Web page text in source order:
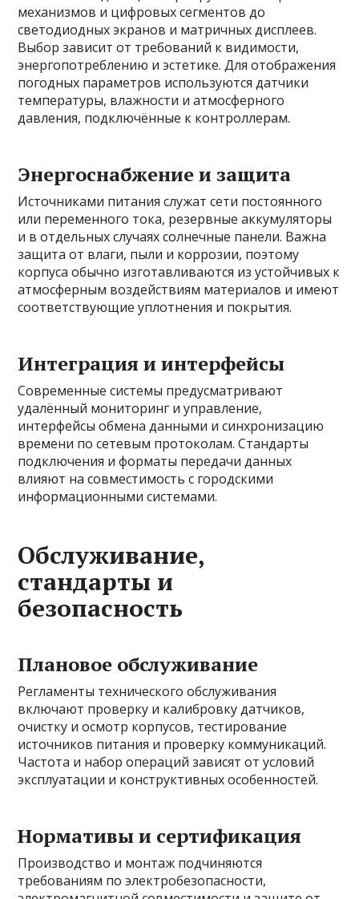
механизмов и цифровых сегментов до
светодиодных экранов и матричных дисплеев.
Выбор зависит от требований к видимости,
энергопотреблению и эстетике. Для отображения
погодных параметров используются датчики
температуры, влажности и атмосферного
давления, подключённые к контроллерам.
Энергоснабжение и защита
Источниками питания служат сети постоянного
или переменного тока, резервные аккумуляторы
и в отдельных случаях солнечные панели. Важна
защита от влаги, пыли и коррозии, поэтому
корпуса обычно изготавливаются из устойчивых к
атмосферным воздействиям материалов и имеют
соответствующие уплотнения и покрытия.
Интеграция и интерфейсы
Современные системы предусматривают
удалённый мониторинг и управление,
интерфейсы обмена данными и синхронизацию
времени по сетевым протоколам. Стандарты
подключения и форматы передачи данных
влияют на совместимость с городскими
информационными системами.
Обслуживание,
стандарты и
безопасность
Плановое обслуживание
Регламенты технического обслуживания
включают проверку и калибровку датчиков,
очистку и осмотр корпусов, тестирование
источников питания и проверку коммуникаций.
Частота и набор операций зависят от условий
эксплуатации и конструктивных особенностей.
Нормативы и сертификация
Производство и монтаж подчиняются
требованиям по электробезопасности,